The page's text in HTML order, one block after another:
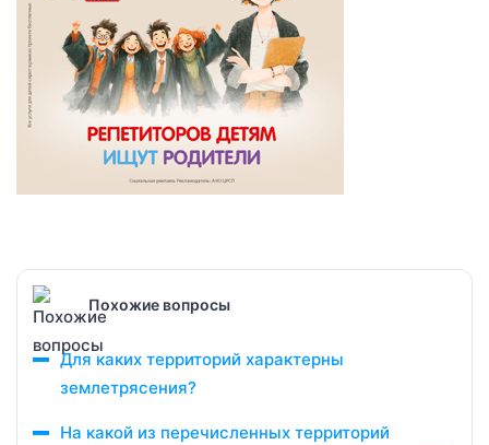
Похожие вопросы
Для каких территорий характерны
землетрясения?
На какой из перечисленных территорий